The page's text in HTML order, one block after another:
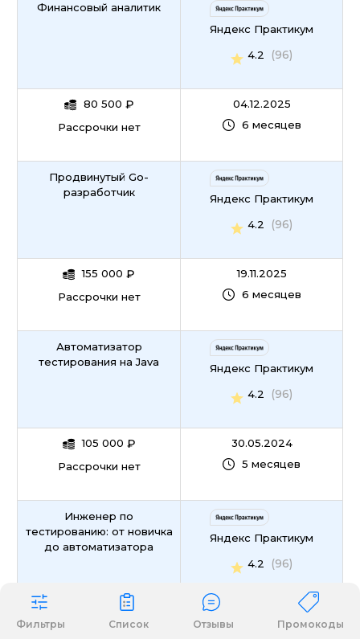
Фильтры Список Отзывы Промокоды
Финансовый аналитик
80 500 ₽
Рассрочки нет
Яндекс Практикум
4.2
(96)
04.12.2025
6 месяцев
Продвинутый Go-
разработчик
155 000 ₽
Рассрочки нет
Яндекс Практикум
4.2
(96)
19.11.2025
6 месяцев
Автоматизатор
тестирования на Java
105 000 ₽
Рассрочки нет
Яндекс Практикум
4.2
(96)
30.05.2024
5 месяцев
Инженер по
тестированию: от новичка
до автоматизатора
156 000₽
Яндекс Практикум
4.2
(96)
9 месяцев